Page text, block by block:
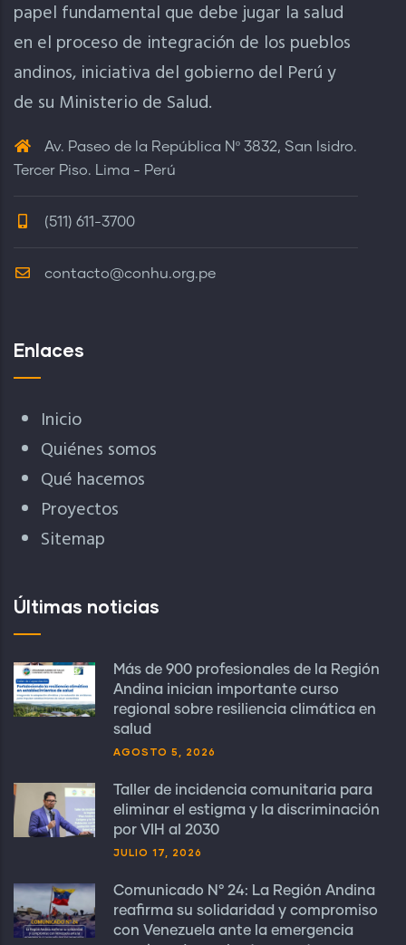
papel fundamental que debe jugar la salud
en el proceso de integración de los pueblos
andinos, iniciativa del gobierno del Perú y
de su Ministerio de Salud.
Av. Paseo de la República Nº 3832, San Isidro.
Tercer Piso. Lima - Perú
(511) 611-3700
contacto@conhu.org.pe
Enlaces
Inicio
Quiénes somos
Qué hacemos
Proyectos
Sitemap
Últimas noticias
Más de 900 profesionales de la Región
Andina inician importante curso
regional sobre resiliencia climática en
salud
AGOSTO 5, 2026
Taller de incidencia comunitaria para
eliminar el estigma y la discriminación
por VIH al 2030
JULIO 17, 2026
Comunicado N° 24: La Región Andina
reafirma su solidaridad y compromiso
con Venezuela ante la emergencia